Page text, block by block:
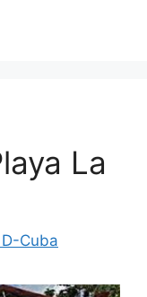
La
Cuba